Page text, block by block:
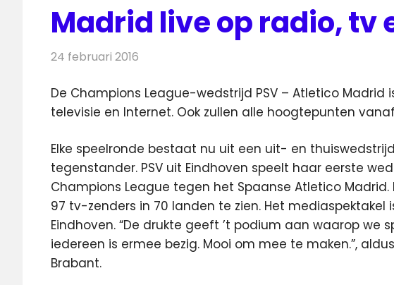
Madrid live op radio, tv
24 februari 2016
De Champions League-wedstrijd PSV – Atletico Madrid
televisie en Internet. Ook zullen alle hoogtepunten
Elke speelronde bestaat nu uit een uit- en
tegenstander. PSV uit Eindhoven speelt haar eerste
Champions League tegen het Spaanse Atletico
97 tv-zenders in 70 landen te zien. Het mediaspektakel
Eindhoven. “De drukte geeft ’t podium aan waarop we
iedereen is ermee bezig. Mooi om mee te maken.”,
Brabant.